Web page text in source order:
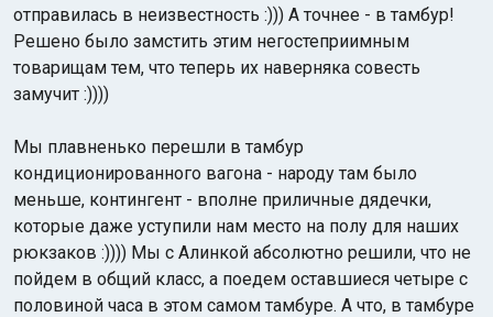
отправилась в неизвестность :))) А точнее - в тамбур!
Решено было замстить этим негостеприимным
товарищам тем, что теперь их наверняка совесть
замучит :))))
Мы плавненько перешли в тамбур
кондиционированного вагона - народу там было
меньше, контингент - вполне приличные дядечки,
которые даже уступили нам место на полу для наших
рюкзаков :)))) Мы с Алинкой абсолютно решили, что не
пойдем в общий класс, а поедем оставшиеся четыре с
половиной часа в этом самом тамбуре. А что, в тамбуре